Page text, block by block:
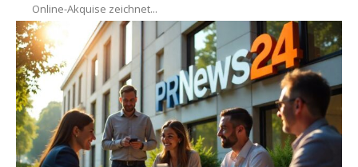
Online-Akquise zeichnet...